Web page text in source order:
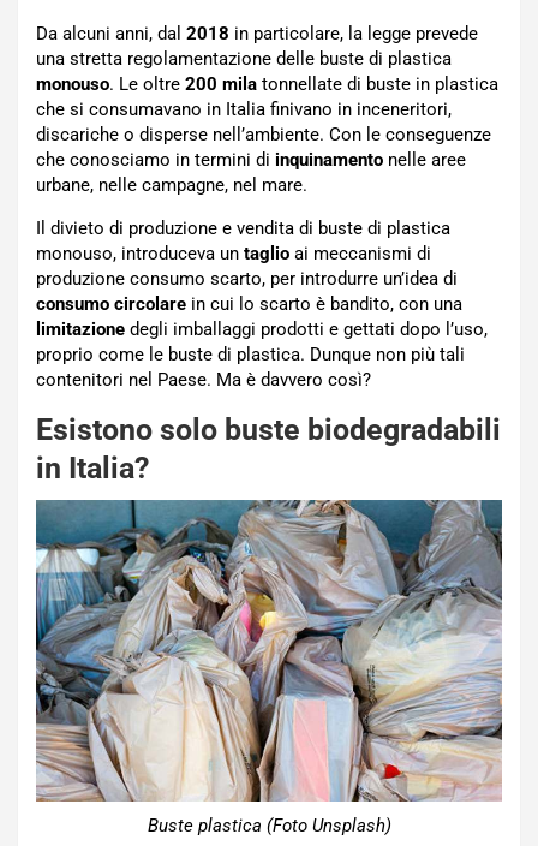
Da alcuni anni, dal 2018 in particolare, la legge prevede
una stretta regolamentazione delle buste di plastica
monouso. Le oltre 200 mila tonnellate di buste in plastica
che si consumavano in Italia finivano in inceneritori,
discariche o disperse nell’ambiente. Con le conseguenze
che conosciamo in termini di inquinamento nelle aree
urbane, nelle campagne, nel mare.
Il divieto di produzione e vendita di buste di plastica
monouso, introduceva un taglio ai meccanismi di
produzione consumo scarto, per introdurre un’idea di
consumo circolare in cui lo scarto è bandito, con una
limitazione degli imballaggi prodotti e gettati dopo l’uso,
proprio come le buste di plastica. Dunque non più tali
contenitori nel Paese. Ma è davvero così?
Esistono solo buste biodegradabili
in Italia?
Buste plastica (Foto Unsplash)